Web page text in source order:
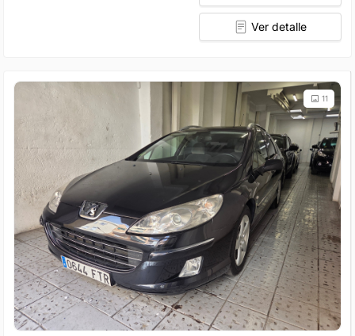
Ver detalle
11